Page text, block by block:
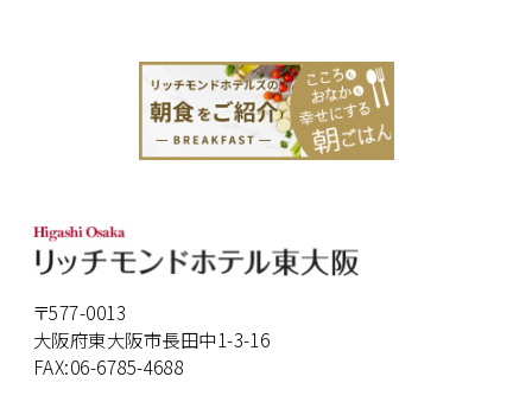
〒577-0013
大阪府東大阪市長田中1-3-16
FAX:06-6785-4688